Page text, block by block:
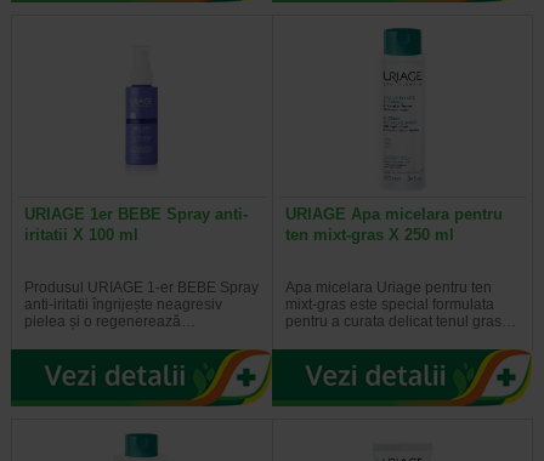
URIAGE 1er BEBE Spray anti-
iritatii X 100 ml
Produsul URIAGE 1-er BEBE Spray
anti-iritatii îngrijește neagresiv
pielea și o regenerează…
URIAGE Apa micelara pentru
ten mixt-gras X 250 ml
Apa micelara Uriage pentru ten
mixt-gras este special formulata
pentru a curata delicat tenul gras…